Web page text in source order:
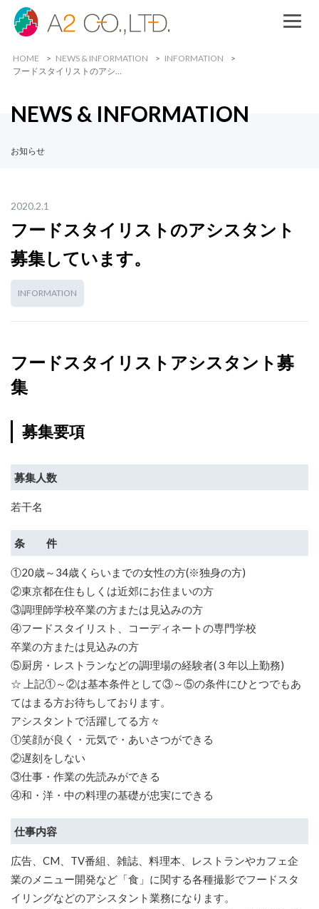
HOME NEWS & INFORMATION
INFORMATION
フードスタイリストのアシ…
NEWS & INFORMATION
お知らせ
2020.2.1
フードスタイリストのアシスタント
募集しています。
INFORMATION
フードスタイリストアシスタント募
集
募集要項
募集人数
若干名
条 件
①20歳～34歳くらいまでの女性の方(※独身の方)
②東京都在住もしくは近郊にお住まいの方
③調理師学校卒業の方または見込みの方
④フードスタイリスト、コーディネートの専門学校
卒業の方または見込みの方
⑤厨房・レストランなどの調理場の経験者(３年以上勤務)
☆ 上記①～②は基本条件として③～⑤の条件にひとつでもあ
てはまる方お待ちしております。
アシスタントで活躍してる方々
①笑顔が良く・元気で・あいさつができる
②遅刻をしない
③仕事・作業の先読みができる
④和・洋・中の料理の基礎が忠実にできる
仕事内容
広告、CM、TV番組、雑誌、料理本、レストランやカフェ企
業のメニュー開発など「食」に関する各種撮影でフードスタ
イリングなどのアシスタント業務になります。